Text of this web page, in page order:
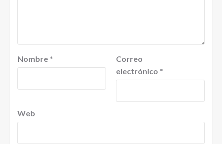
Nombre *
Correo
electrónico *
Web